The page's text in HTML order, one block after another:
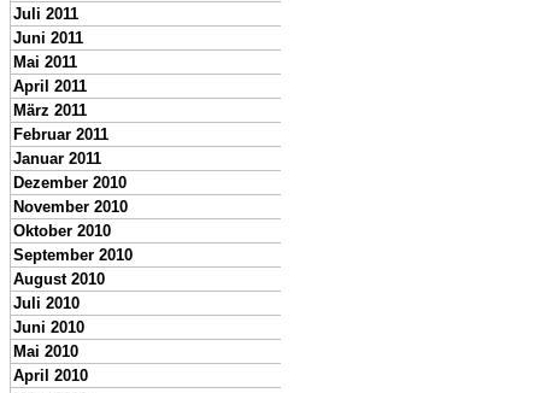
Juli 2011
Juni 2011
Mai 2011
April 2011
März 2011
Februar 2011
Januar 2011
Dezember 2010
November 2010
Oktober 2010
September 2010
August 2010
Juli 2010
Juni 2010
Mai 2010
April 2010